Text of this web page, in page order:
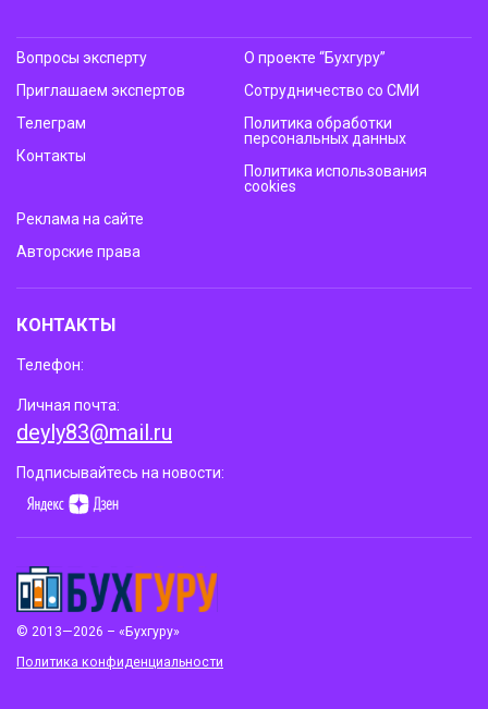
© 2013—2026 – «Бухгуру»
Политика конфиденциальности
Вопросы эксперту
Приглашаем экспертов
Телеграм
Контакты
О проекте “Бухгуру”
Сотрудничество со СМИ
Политика обработки
персональных данных
Политика использования
cookies
Реклама на сайте
Авторские права
КОНТАКТЫ
Телефон:
Личная почта:
deyly83@mail.ru
Подписывайтесь на новости: